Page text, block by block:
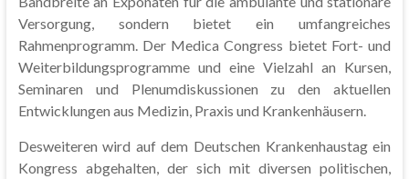
Versorgung, sondern bietet ein umfangreiches
Rahmenprogramm. Der Medica Congress bietet Fort- und
Weiterbildungsprogramme und eine Vielzahl an Kursen,
Seminaren und Plenumdiskussionen zu den aktuellen
Entwicklungen aus Medizin, Praxis und Krankenhäusern.
Desweiteren wird auf dem Deutschen Krankenhaustag ein
Kongress abgehalten, der sich mit diversen politischen,